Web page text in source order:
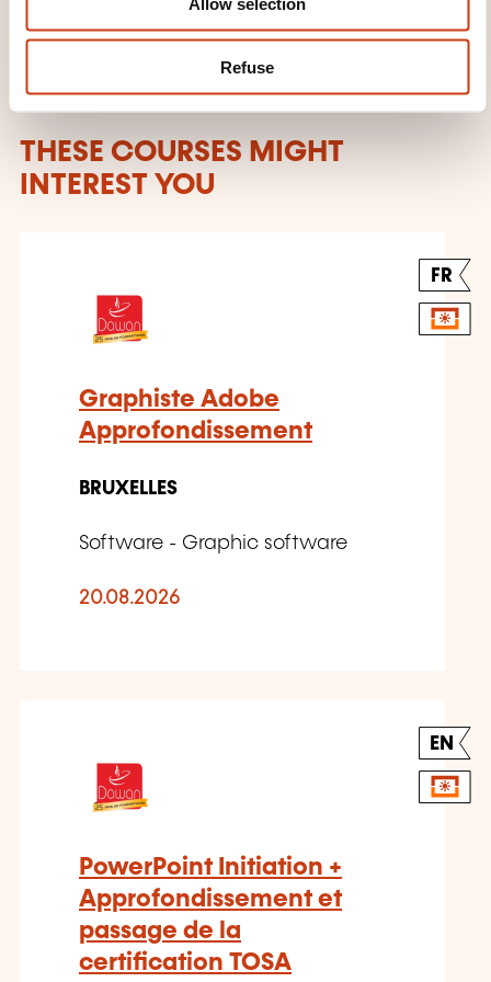
Refuse
THESE COURSES MIGHT
INTEREST YOU
FR
Graphiste Adobe
Approfondissement
BRUXELLES
Software - Graphic software
20.08.2026
EN
PowerPoint Initiation +
Approfondissement et
passage de la
certification TOSA